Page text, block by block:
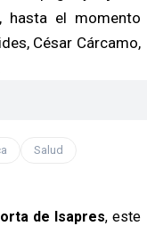
hasta el momento
César Cárcamo,
Salud
de Isapres, este